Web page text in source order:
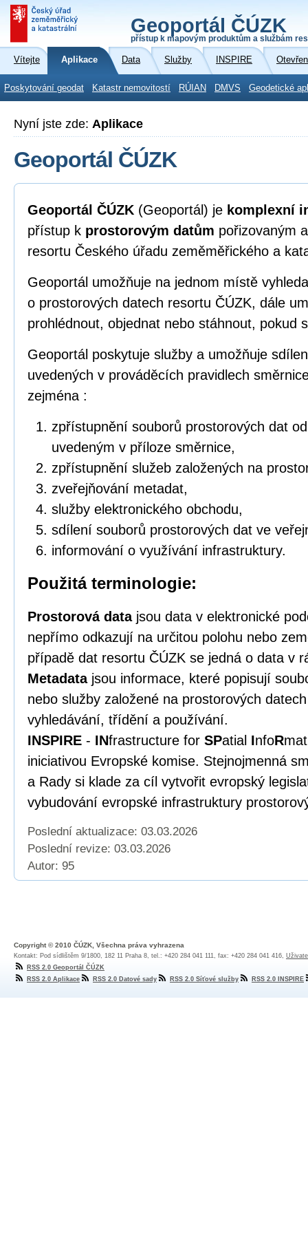
Geoportál ČÚZK
přístup k mapovým produktům a službám
Vítejte Aplikace Data Služby INSPIRE
Poskytování geodat Katastr nemovitostí RÚIAN DMVS Geodetické
Nyní jste zde: Aplikace
Geoportál ČÚZK
Geoportál ČÚZK (Geoportál) je komplexní
přístup k prostorovým datům pořizovaným
resortu Českého úřadu zeměměřického a
Geoportál umožňuje na jednom místě
o prostorových datech resortu ČÚZK, dále
prohlédnout, objednat nebo stáhnout, pokud
Geoportál poskytuje služby a umožňuje
uvedených v prováděcích pravidlech
zejména :
zpřístupnění souborů prostorových dat
uvedeným v příloze směrnice,
zpřístupnění služeb založených na
zveřejňování metadat,
služby elektronického obchodu,
sdílení souborů prostorových dat ve
informování o využívání infrastruktury.
Použitá terminologie:
Prostorová data jsou data v elektronické
nepřímo odkazují na určitou polohu nebo
případě dat resortu ČÚZK se jedná o data v
Metadatajsou informace, které popisují
nebo služby založené na prostorových
vyhledávání, třídění a používání.
INSPIRE - INfrastructure for SPatial InfoR
iniciativou Evropské komise. Stejnojmenná
a Rady si klade za cíl vytvořit evropský
vybudování evropské infrastruktury
Poslední aktualizace: 03.03.2026
Poslední revize: 03.03.2026
Autor: 95
Copyright © 2010 ČÚZK, Všechna práva vyhrazena
Kontakt: Pod sídlištěm 9/1800, 182 11 Praha 8, tel.: +420 284 041 111, fax: +420 284 041 416,
RSS 2.0 Geoportál ČÚZK
RSS 2.0 Aplikace
RSS 2.0 Datové sady RSS 2.0 Síťové služby RSS 2.0 INSPIRE